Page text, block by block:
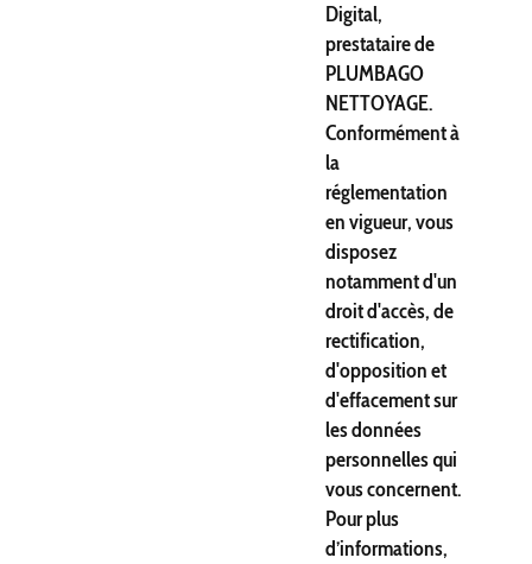
Digital,
prestataire de
PLUMBAGO
NETTOYAGE.
Conformément à
la
réglementation
en vigueur, vous
disposez
notamment d'un
droit d'accès, de
rectification,
d'opposition et
d'effacement sur
les données
personnelles qui
vous concernent.
Pour plus
d’informations,